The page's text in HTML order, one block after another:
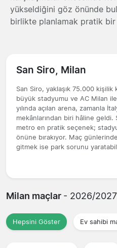
yükseldiğini göz önünde
birlikte planlamak pratik bir
San Siro, Milan
San Siro, yaklaşık 75.000 kişilik
büyük stadyumu ve AC Milan
yılında açılan arena, zamanla
mekânlarından biri hâline geldi.
metro en pratik seçenek;
önüne bırakıyor. Maç
gitmek ise park sorunu
Milan maçlar - 2026/2027
Hepsini Göster Ev sahibi